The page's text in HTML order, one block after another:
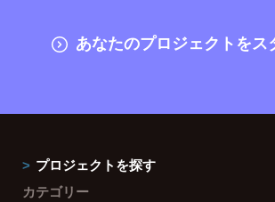
あなたのプロジェクトをス
プロジェクトを探す
カテゴリー